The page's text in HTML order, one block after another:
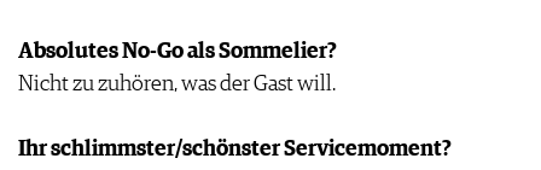
Absolutes No-Go als Sommelier?
Nicht zu zuhören, was der Gast will.
Ihr schlimmster/schönster Servicemoment?